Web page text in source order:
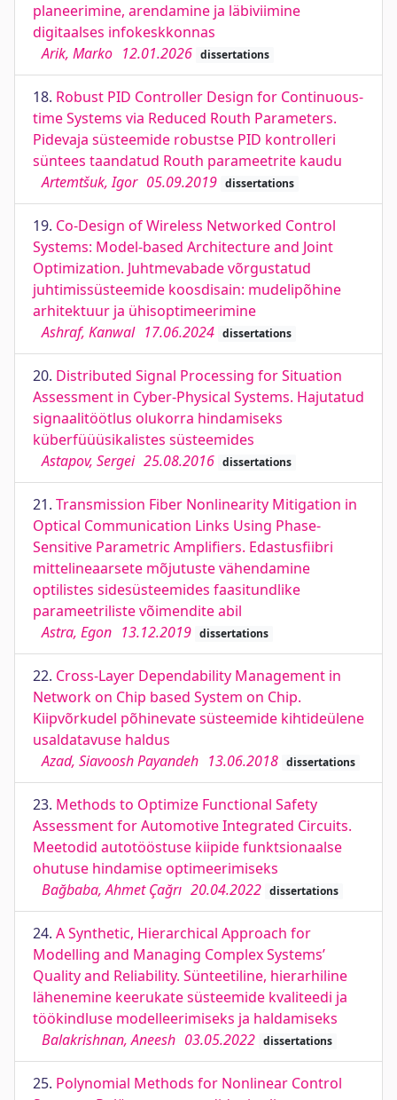
planeerimine, arendamine ja läbiviimine
digitaalses infokeskkonnas
Arik, Marko 12.01.2026 dissertations
18. Robust PID Controller Design for Continuous-
time Systems via Reduced Routh Parameters.
Pidevaja süsteemide robustse PID kontrolleri
süntees taandatud Routh parameetrite kaudu
Artemtšuk, Igor 05.09.2019 dissertations
19. Co-Design of Wireless Networked Control
Systems: Model-based Architecture and Joint
Optimization. Juhtmevabade võrgustatud
juhtimissüsteemide koosdisain: mudelipõhine
arhitektuur ja ühisoptimeerimine
Ashraf, Kanwal 17.06.2024 dissertations
20. Distributed Signal Processing for Situation
Assessment in Cyber-Physical Systems. Hajutatud
signaalitöötlus olukorra hindamiseks
küberfüüüsikalistes süsteemides
Astapov, Sergei 25.08.2016 dissertations
21. Transmission Fiber Nonlinearity Mitigation in
Optical Communication Links Using Phase-
Sensitive Parametric Amplifiers. Edastusfiibri
mittelineaarsete mõjutuste vähendamine
optilistes sidesüsteemides faasitundlike
parameetriliste võimendite abil
Astra, Egon 13.12.2019 dissertations
22. Cross-Layer Dependability Management in
Network on Chip based System on Chip.
Kiipvõrkudel põhinevate süsteemide kihtideülene
usaldatavuse haldus
Azad, Siavoosh Payandeh 13.06.2018 dissertations
23. Methods to Optimize Functional Safety
Assessment for Automotive Integrated Circuits.
Meetodid autotööstuse kiipide funktsionaalse
ohutuse hindamise optimeerimiseks
Bağbaba, Ahmet Çağrı 20.04.2022 dissertations
24. A Synthetic, Hierarchical Approach for
Modelling and Managing Complex Systems’
Quality and Reliability. Sünteetiline, hierarhiline
lähenemine keerukate süsteemide kvaliteedi ja
töökindluse modelleerimiseks ja haldamiseks
Balakrishnan, Aneesh 03.05.2022 dissertations
25. Polynomial Methods for Nonlinear Control